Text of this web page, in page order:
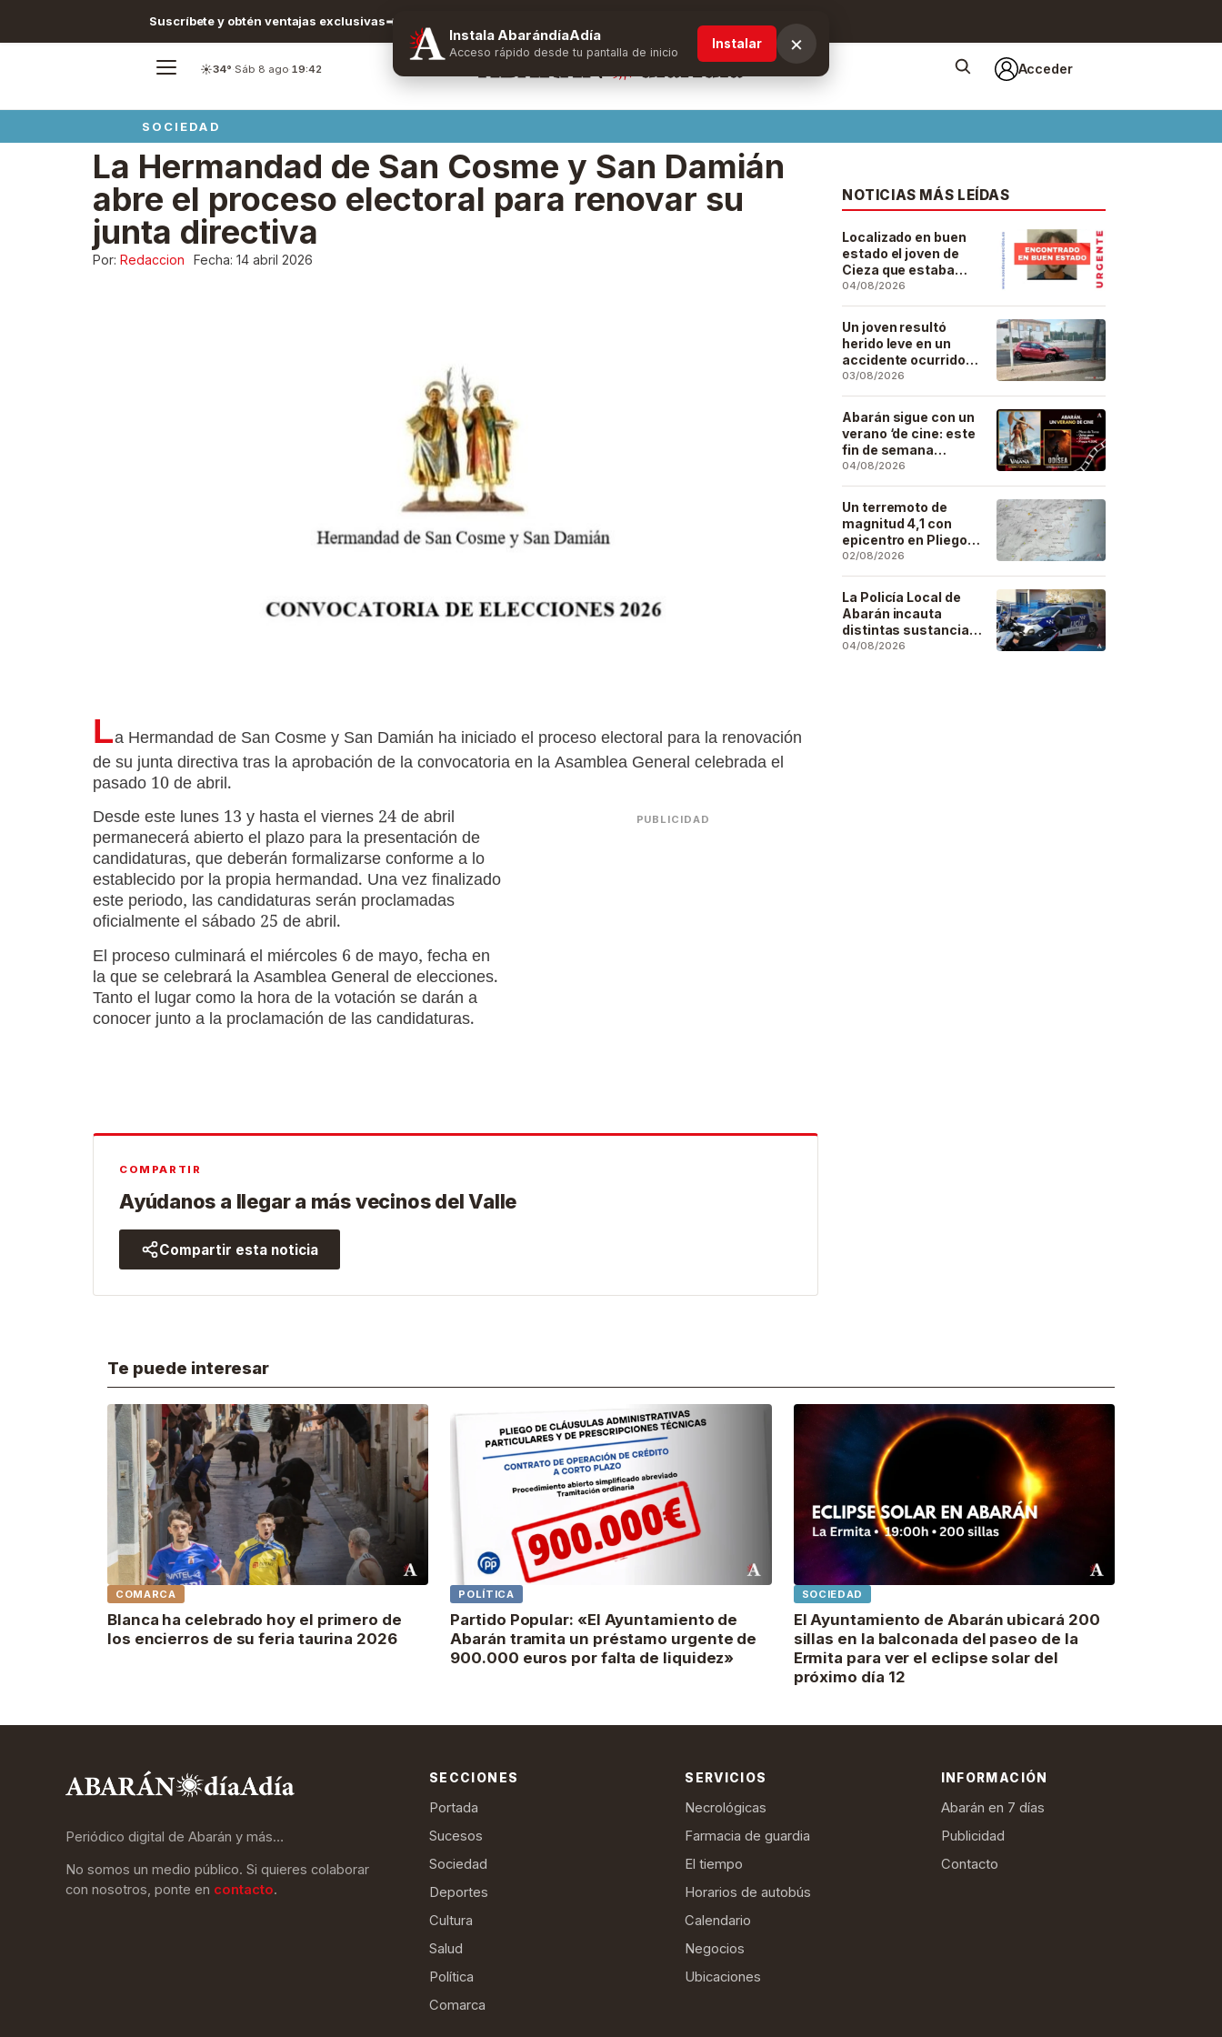
Suscríbete y obtén ventajas exclusivas
☀️34°·Sáb 8 ago·19:42 Acceder
SOCIEDAD
La Hermandad de San Cosme y San Damián
abre el proceso electoral para renovar su
junta directiva
Por: Redaccion Fecha: 14 abril 2026
La Hermandad de San Cosme y San Damián ha iniciado el proceso electoral para la renovación
de su junta directiva tras la aprobación de la convocatoria en la Asamblea General celebrada el
pasado 10 de abril.
PUBLICIDAD
Desde este lunes 13 y hasta el viernes 24 de abril
permanecerá abierto el plazo para la presentación de
candidaturas, que deberán formalizarse conforme a lo
establecido por la propia hermandad. Una vez finalizado
este periodo, las candidaturas serán proclamadas
oficialmente el sábado 25 de abril.
El proceso culminará el miércoles 6 de mayo, fecha en
la que se celebrará la Asamblea General de elecciones.
Tanto el lugar como la hora de la votación se darán a
conocer junto a la proclamación de las candidaturas.
COMPARTIR
Ayúdanos a llegar a más vecinos del Valle
Compartir esta noticia
NOTICIAS MÁS LEÍDAS
Localizado en buen
estado el joven de
Cieza que estaba
desaparecido desde
el pasado 29 de julio
04/08/2026
Un joven resultó
herido leve en un
accidente ocurrido
este lunes en la
barriada de San José
Artesano
03/08/2026
Abarán sigue con un
verano ‘de cine: este
fin de semana
Vaiana… y después,
La Odisea
04/08/2026
Un terremoto de
magnitud 4,1 con
epicentro en Pliego
se deja sentir en
buena parte de la
región
02/08/2026
La Policía Local de
Abarán incauta
distintas sustancias
estupefacientes en
04/08/2026
Te puede interesar
COMARCA
Blanca ha celebrado hoy el primero de
los encierros de su feria taurina 2026
POLÍTICA
Partido Popular: «El Ayuntamiento de
Abarán tramita un préstamo urgente de
900.000 euros por falta de liquidez»
SOCIEDAD
El Ayuntamiento de Abarán ubicará 200
sillas en la balconada del paseo de la
Ermita para ver el eclipse solar del
próximo día 12
Periódico digital de Abarán y más…
No somos un medio público. Si quieres colaborar
con nosotros, ponte en contacto.
SECCIONES
Portada
Sucesos
Sociedad
Deportes
Cultura
Salud
Política
Comarca
SERVICIOS
Necrológicas
Farmacia de guardia
El tiempo
Horarios de autobús
Calendario
Negocios
Ubicaciones
INFORMACIÓN
Abarán en 7 días
Publicidad
Contacto
Instala AbarándíaAdía
Acceso rápido desde tu pantalla de inicio
Instalar ×